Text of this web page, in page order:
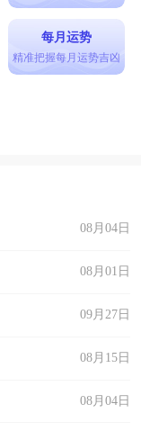
每月运势
精准把握每月运势吉凶
08月04日
08月01日
09月27日
08月15日
08月04日